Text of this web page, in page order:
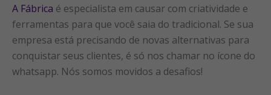
A Fábrica é especialista em causar com criatividade e
ferramentas para que você saia do tradicional. Se sua
empresa está precisando de novas alternativas para
conquistar seus clientes, é só nos chamar no ícone do
whatsapp. Nós somos movidos a desafios!